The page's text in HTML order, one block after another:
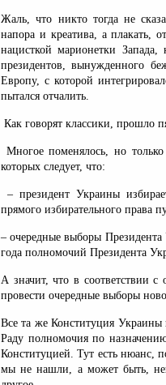
Жаль, что никто тогда не
напора и креатива, а плакать,
нацисткой марионетки
президентов, вынужденного
Европу, с которой
пытался отчалить.
Как говорят классики, прошло
Многое поменялось, но
которых следует, что:
– президент Украины
прямого избирательного права
– очередные выборы Президента
года полномочий Президента
А значит, что в соответствии
провести очередные выборы
Все та же Конституция Украины
Раду полномочия по
Конституцией. Тут есть нюанс,
мы не нашли, а может быть,